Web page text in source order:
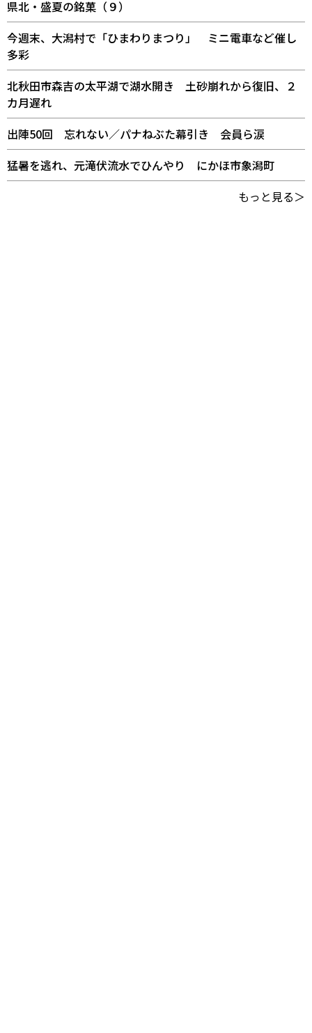
県北・盛夏の銘菓（９）
今週末、大潟村で「ひまわりまつり」 ミニ電車など催し
多彩
北秋田市森吉の太平湖で湖水開き 土砂崩れから復旧、２
カ月遅れ
出陣50回 忘れない／パナねぶた幕引き 会員ら涙
猛暑を逃れ、元滝伏流水でひんやり にかほ市象潟町
もっと見る＞